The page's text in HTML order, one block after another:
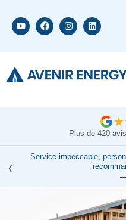
★
Plus de 420
‹
Service impeccable,
—